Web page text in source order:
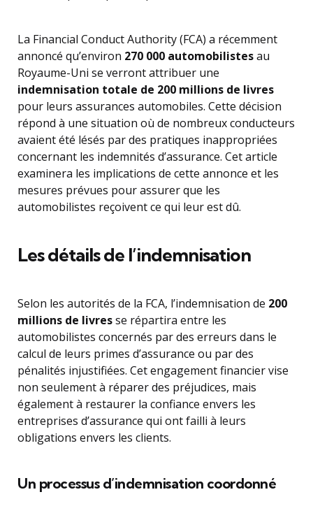
La Financial Conduct Authority (FCA) a récemment
annoncé qu’environ 270 000 automobilistesau
Royaume-Uni se verront attribuer une
indemnisation totale de 200 millions de livres
pour leurs assurances automobiles. Cette décision
répond à une situation où de nombreux conducteurs
avaient été lésés par des pratiques inappropriées
concernant les indemnités d’assurance. Cet article
examinera les implications de cette annonce et les
mesures prévues pour assurer que les
automobilistes reçoivent ce qui leur est dû.
Les détails de l’indemnisation
Selon les autorités de la FCA, l’indemnisation de 200
millions de livresse répartira entre les
automobilistes concernés par des erreurs dans le
calcul de leurs primes d’assurance ou par des
pénalités injustifiées. Cet engagement financier vise
non seulement à réparer des préjudices, mais
également à restaurer la confiance envers les
entreprises d’assurance qui ont failli à leurs
obligations envers les clients.
Un processus d’indemnisation coordonné